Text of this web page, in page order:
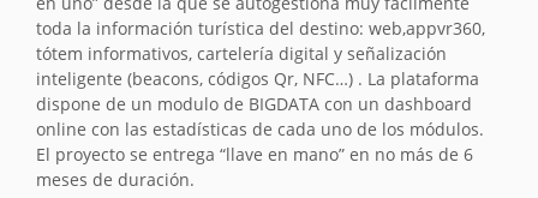
toda la información turística del destino: web,appvr360,
tótem informativos, cartelería digital y señalización
inteligente (beacons, códigos Qr, NFC…) . La plataforma
dispone de un modulo de BIGDATA con un dashboard
online con las estadísticas de cada uno de los módulos.
El proyecto se entrega “llave en mano” en no más de 6
meses de duración.